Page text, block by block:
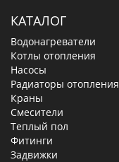
КАТАЛОГ
Водонагреватели
Котлы отопления
Насосы
Радиаторы отопления
Краны
Смесители
Теплый пол
Фитинги
Задвижки